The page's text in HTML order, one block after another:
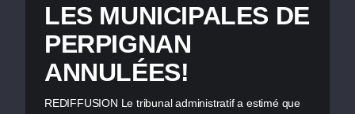
LES MUNICIPALES DE
PERPIGNAN
ANNULÉES!
REDIFFUSION Le tribunal administratif a estimé que